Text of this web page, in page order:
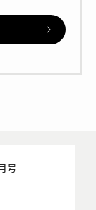
号